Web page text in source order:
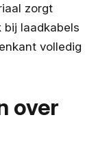
zorgt
bij laadkabels
volledig
over